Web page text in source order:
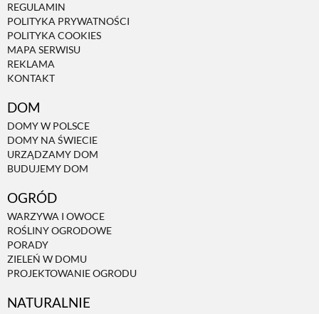
REGULAMIN
POLITYKA PRYWATNOŚCI
POLITYKA COOKIES
MAPA SERWISU
REKLAMA
KONTAKT
DOM
DOMY W POLSCE
DOMY NA ŚWIECIE
URZĄDZAMY DOM
BUDUJEMY DOM
OGRÓD
WARZYWA I OWOCE
ROŚLINY OGRODOWE
PORADY
ZIELEŃ W DOMU
PROJEKTOWANIE OGRODU
NATURALNIE